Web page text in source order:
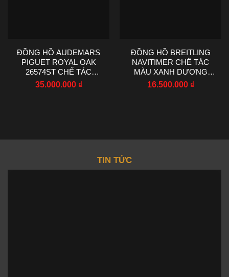
ĐỒNG HỒ AUDEMARS
PIGUET ROYAL OAK
26574ST CHẾ TÁC
MOISSANITE BAGUETTE
35.000.000 ₫
ĐỒNG HỒ BREITLING
NAVITIMER CHẾ TÁC
MÀU XANH DƯƠNG
MÁY CƠ EF FACTORY
16.500.000 ₫
TIN TỨC